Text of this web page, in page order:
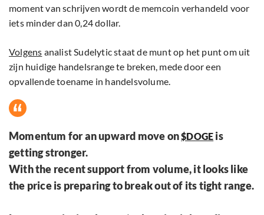
moment van schrijven wordt de memcoin verhandeld voor
iets minder dan 0,24 dollar.
Volgens analist Sudelytic staat de munt op het punt om uit
zijn huidige handelsrange te breken, mede door een
opvallende toename in handelsvolume.
Momentum for an upward move on$DOGE is
getting stronger.
With the recent support from volume, it looks like
the price is preparing to break out of its tight range.